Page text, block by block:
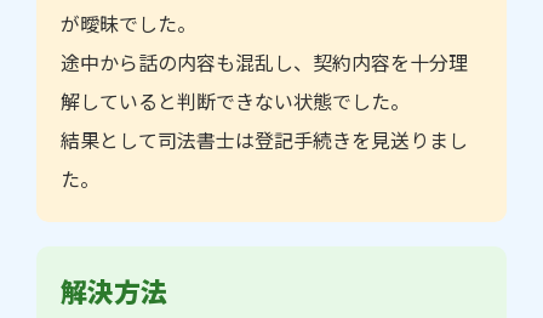
が曖昧でした。
途中から話の内容も混乱し、契約内容を十分理
解していると判断できない状態でした。
結果として司法書士は登記手続きを見送りまし
た。
解決方法